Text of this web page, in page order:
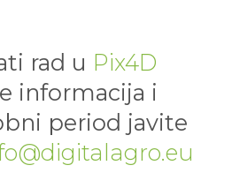
rad u Pix4D
informacija i
period javite